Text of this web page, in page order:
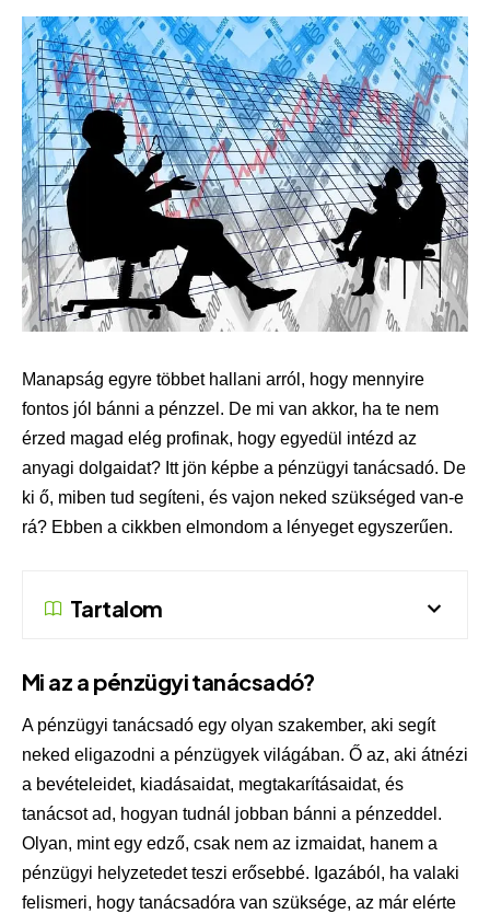
Manapság egyre többet hallani arról, hogy mennyire
fontos jól bánni a pénzzel. De mi van akkor, ha te nem
érzed magad elég profinak, hogy egyedül intézd az
anyagi dolgaidat? Itt jön képbe a pénzügyi tanácsadó. De
ki ő, miben tud segíteni, és vajon neked szükséged van-e
rá? Ebben a cikkben elmondom a lényeget egyszerűen.
Tartalom
Mi az a pénzügyi tanácsadó?
A pénzügyi tanácsadó egy olyan szakember, aki segít
neked eligazodni a pénzügyek világában. Ő az, aki átnézi
a bevételeidet, kiadásaidat, megtakarításaidat, és
tanácsot ad, hogyan tudnál jobban bánni a pénzeddel.
Olyan, mint egy edző, csak nem az izmaidat, hanem a
pénzügyi helyzetedet teszi erősebbé. Igazából, ha valaki
felismeri, hogy tanácsadóra van szüksége, az már elérte